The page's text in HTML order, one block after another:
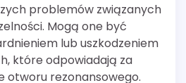
problemów związanych
Mogą one być
lub uszkodzeniem
które odpowiadają za
otworu rezonansowego.